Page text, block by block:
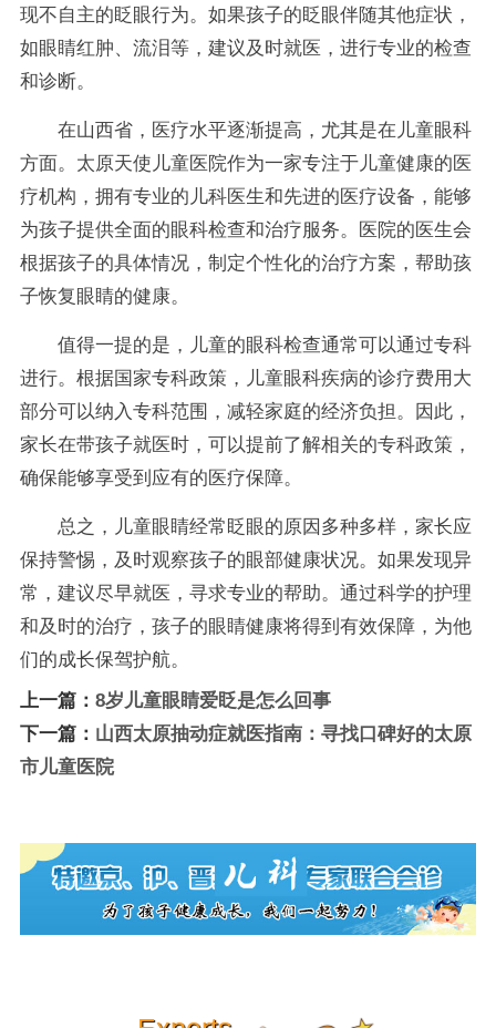
现不自主的眨眼行为。如果孩子的眨眼伴随其他症状，
如眼睛红肿、流泪等，建议及时就医，进行专业的检查
和诊断。
在山西省，医疗水平逐渐提高，尤其是在儿童眼科
方面。太原天使儿童医院作为一家专注于儿童健康的医
疗机构，拥有专业的儿科医生和先进的医疗设备，能够
为孩子提供全面的眼科检查和治疗服务。医院的医生会
根据孩子的具体情况，制定个性化的治疗方案，帮助孩
子恢复眼睛的健康。
值得一提的是，儿童的眼科检查通常可以通过专科
进行。根据国家专科政策，儿童眼科疾病的诊疗费用大
部分可以纳入专科范围，减轻家庭的经济负担。因此，
家长在带孩子就医时，可以提前了解相关的专科政策，
确保能够享受到应有的医疗保障。
总之，儿童眼睛经常眨眼的原因多种多样，家长应
保持警惕，及时观察孩子的眼部健康状况。如果发现异
常，建议尽早就医，寻求专业的帮助。通过科学的护理
和及时的治疗，孩子的眼睛健康将得到有效保障，为他
们的成长保驾护航。
上一篇： 8岁儿童眼睛爱眨是怎么回事
下一篇： 山西太原抽动症就医指南：寻找口碑好的太原
市儿童医院